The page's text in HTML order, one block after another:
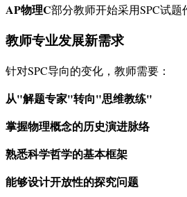
AP物理C部分教师开始采用SPC试题
教师专业发展新需求
针对SPC导向的变化，教师需要：
从"解题专家"转向"思维教练"
掌握物理概念的历史演进脉络
熟悉科学哲学的基本框架
能够设计开放性的探究问题